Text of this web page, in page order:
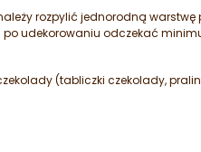
rozpylić jednorodną
udekorowaniu odczekać
(tabliczki czekolady,